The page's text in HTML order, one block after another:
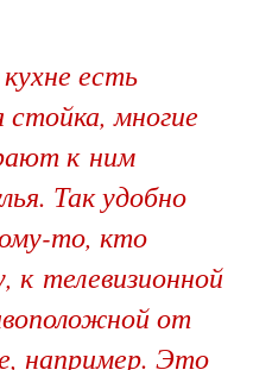
есть
многие
к ним
Так удобно
то, кто
к телевизионной
от
например. Это